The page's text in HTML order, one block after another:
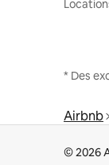
* Des
Airbnb
© 2026